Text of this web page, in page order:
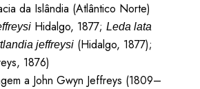
da Islândia (Atlântico Norte)
Hidalgo, 1877; Leda lata
jeffreysi(Hidalgo, 1877);
1876)
a John Gwyn Jeffreys (1809–